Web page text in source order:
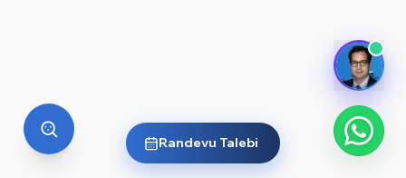
Randevu Talebi